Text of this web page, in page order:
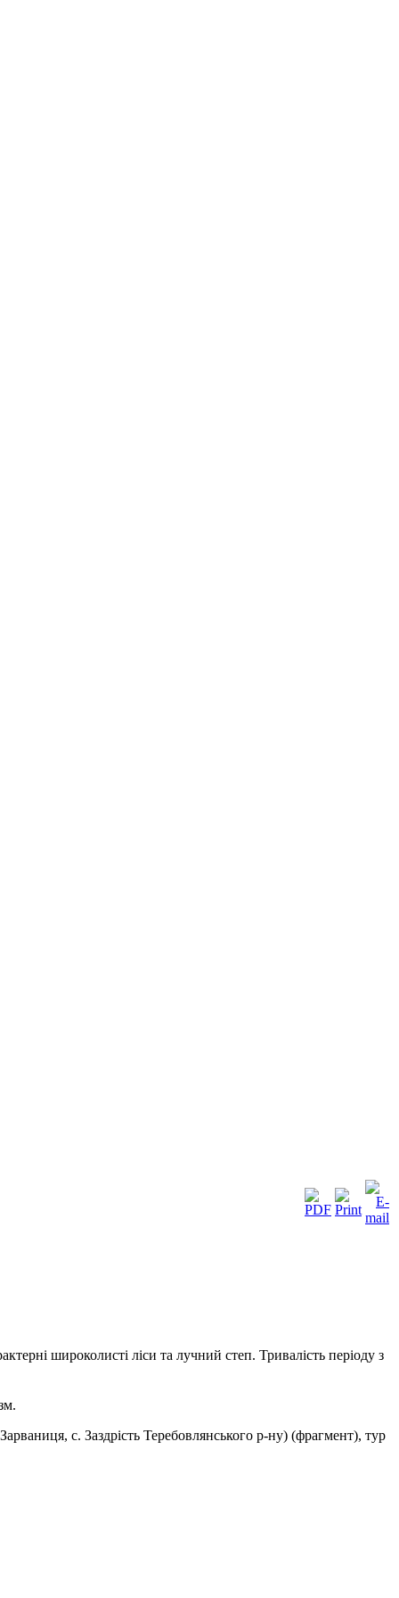
широколисті ліси та лучний степ. Тривалість періоду з
с. Заздрість Теребовлянського р-ну) (фрагмент), тур